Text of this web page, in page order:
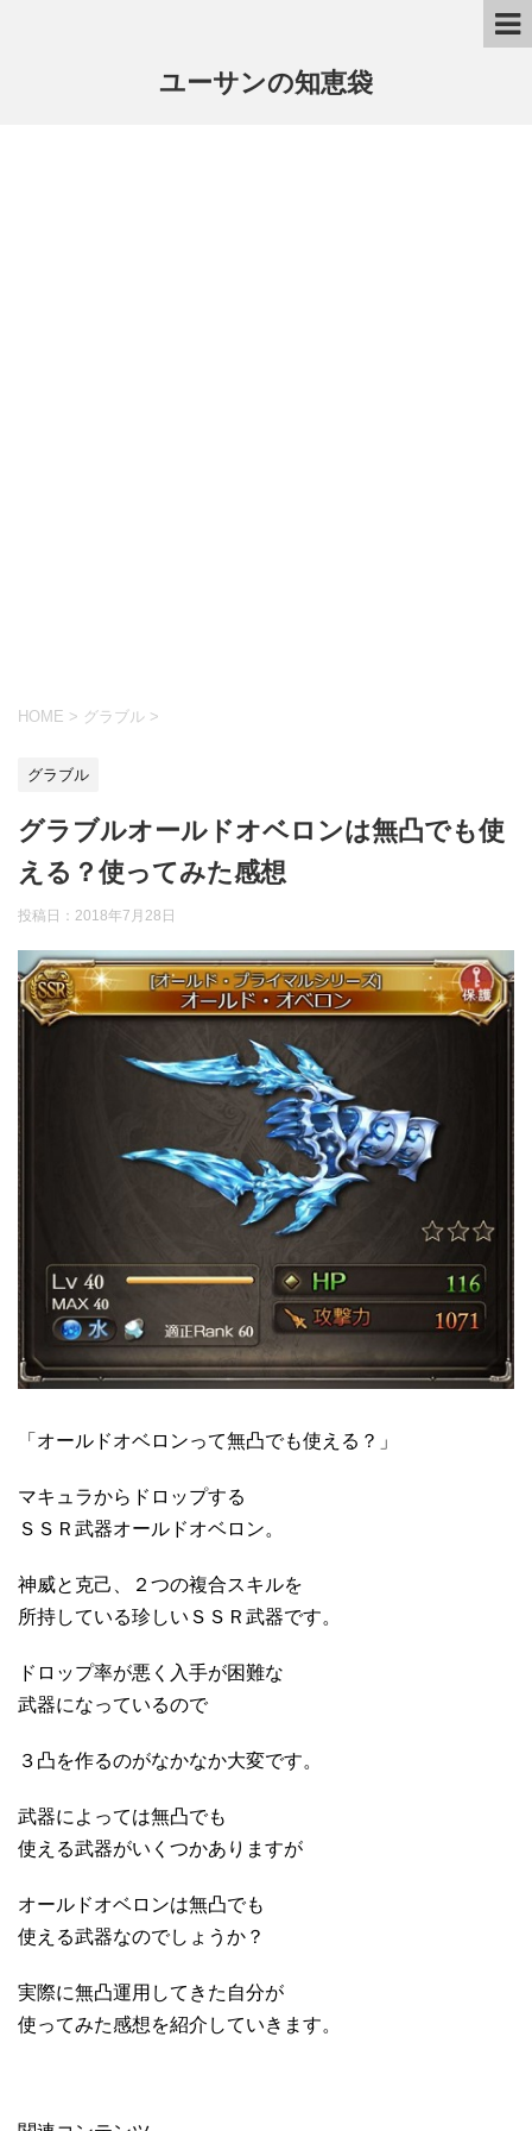
ユーサンの知恵袋
HOME > グラブル >
グラブル
グラブルオールドオベロンは無凸でも使
える？使ってみた感想
投稿日： 2018年7月28日
「オールドオベロンって無凸でも使える？」
マキュラからドロップする
ＳＳＲ武器オールドオベロン。
神威と克己、２つの複合スキルを
所持している珍しいＳＳＲ武器です。
ドロップ率が悪く入手が困難な
武器になっているので
３凸を作るのがなかなか大変です。
武器によっては無凸でも
使える武器がいくつかありますが
オールドオベロンは無凸でも
使える武器なのでしょうか？
実際に無凸運用してきた自分が
使ってみた感想を紹介していきます。